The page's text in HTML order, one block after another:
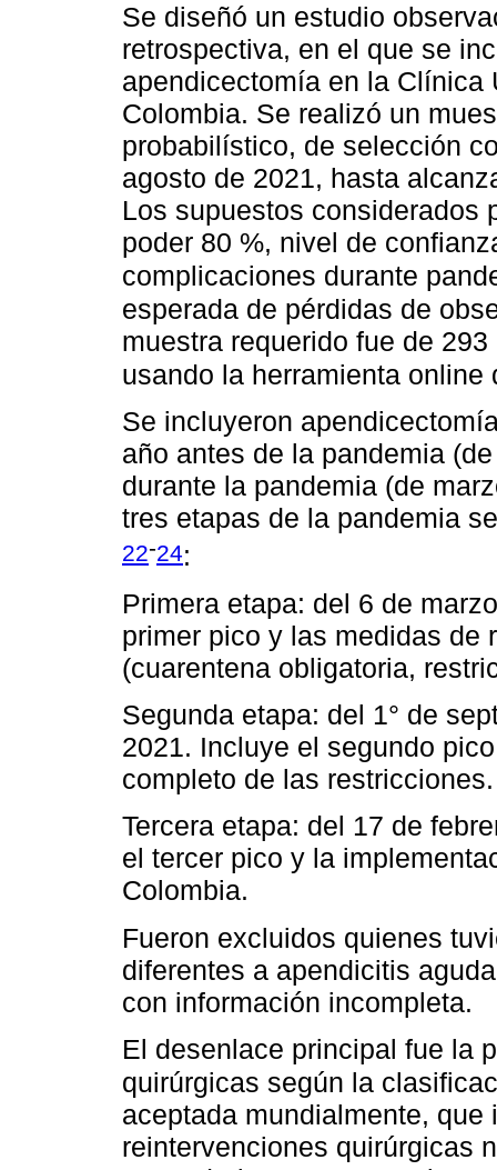
Se diseñó un estudio
retrospectiva, en el que se
apendicectomía en la Clínica
Colombia. Se realizó un
probabilístico, de selección
agosto de 2021, hasta
Los supuestos considerados
poder 80 %, nivel de
complicaciones durante
esperada de pérdidas de
muestra requerido fue de
usando la herramienta
Se incluyeron
año antes de la pandemia
durante la pandemia (de
tres etapas de la pandemia
22-24:
Primera etapa: del 6 de
primer pico y las medidas de
(cuarentena obligatoria,
Segunda etapa: del 1° de
2021. Incluye el segundo
completo de las restricciones.
Tercera etapa: del 17 de
el tercer pico y la
Colombia.
Fueron excluidos quienes
diferentes a apendicitis
con información incompleta.
El desenlace principal fue la
quirúrgicas según la
aceptada mundialmente,
reintervenciones quirúrgicas